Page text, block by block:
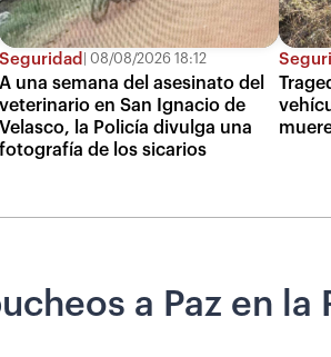
Seguridad 08/08/2026 18:12
A una semana del asesinato del
veterinario en San Ignacio de
Velasco, la Policía divulga una
fotografía de los sicarios
a Paz en la